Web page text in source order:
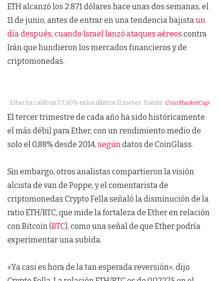
ETH alcanzó los 2.871 dólares hace unas dos semanas, el
11 de junio, antes de entrar en una tendencia bajistaun
día después, cuando Israel lanzó ataques aéreos contra
Irán que hundieron los mercados financieros y de
criptomonedas.
Ether ha caído un 27,60% en los últimos 12 meses. Fuente: CoinMarketCap
El tercer trimestre de cada año ha sido históricamente
el más débil para Ether, con un rendimiento medio de
solo el 0,88% desde 2014, segúndatos de CoinGlass.
Sin embargo, otros analistas compartieron la visión
alcista de van de Poppe, y el comentarista de
criptomonedas Crypto Fella señaló la disminución de la
ratio ETH/BTC, que mide la fortaleza de Ether en relación
con Bitcoin (BTC), como una señal de que Ether podría
experimentar una subida.
«Ya casi es hora de la tan esperada reversión», dijo